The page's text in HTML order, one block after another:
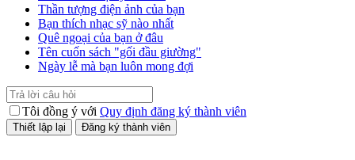
Thần tượng điện ảnh của bạn
Bạn thích nhạc sỹ nào nhất
Quê ngoại của bạn ở đâu
Tên cuốn sách "gối đầu giường"
Ngày lễ mà bạn luôn mong đợi
Tôi đồng ý với Quy định đăng ký thành viên